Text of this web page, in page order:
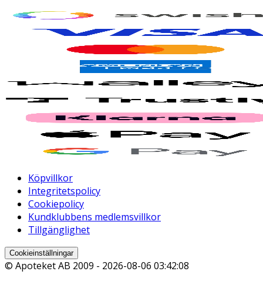
Köpvillkor
Integritetspolicy
Cookiepolicy
Kundklubbens medlemsvillkor
Tillgänglighet
Cookieinställningar
© Apoteket AB 2009 - 2026-08-06 03:42:08